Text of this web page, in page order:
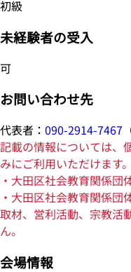
初級
未経験者の受入
可
お問い合わせ先
代表者： 090-2914-7467
記載の情報については、
みにご利用いただけます。
・大田区社会教育関係団
・大田区社会教育関係団
取材、営利活動、宗教活
ん。
会場情報